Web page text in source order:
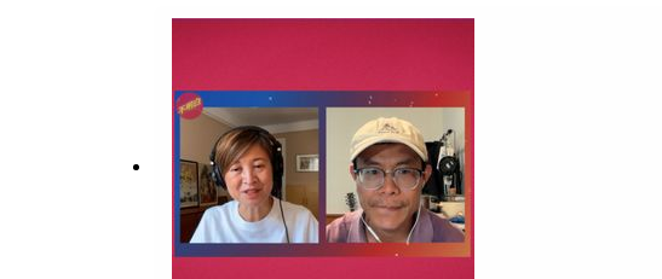
45:52 如何看待中国还有很多人还是在怀念文革和毛泽东时代
相关链接：
亚马逊丨画说我的一生 (上下册)
https://a.co/d/03P3S0zw
https://a.co/d/0cRTmk52
09:05 张亚博身上加害者与受害者的双重身分13:09 付费
亚博的反思期待过高24:50 汉族精英为何看不到维吾尔人
文语境里的模糊存在35:00 中国社会是否较少谈论个人
看文革：制度如何制造替罪羊、以及个人担责的缺失
56:32 片尾节目推广
注册时无需手机号、邮箱及任何身份信息，还支持开通
https://apps.apple.com/jp/app/id6737590326谷歌商店
https://mosavi.io/download